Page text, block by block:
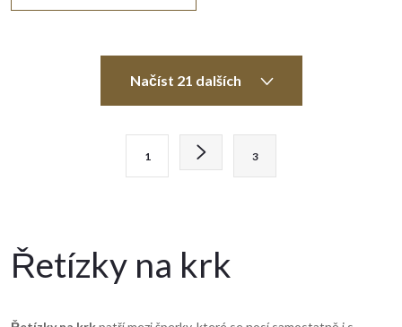
a
c
Načíst 21 dalších
n
k
v
1 3
Řetízky na krk